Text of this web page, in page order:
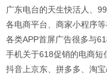
广东电台的天生快活人、
各电商平台、商家小程序
各类APP首屏广告很多与
手机关于618促销的电商短
抖音上京东、拼多多、淘